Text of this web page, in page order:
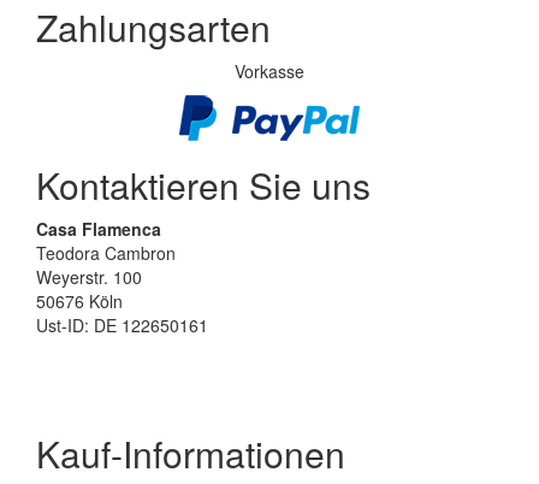
Zahlungsarten
Vorkasse
Kontaktieren Sie uns
Casa Flamenca
Teodora Cambron
Weyerstr. 100
50676 Köln
Ust-ID: DE 122650161
Kauf-Informationen